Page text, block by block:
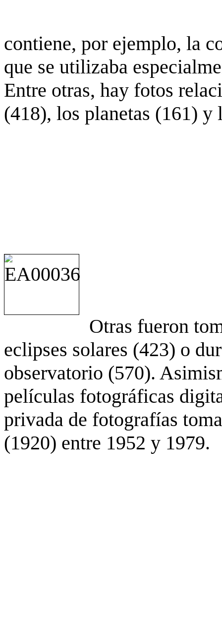
contiene, por ejemplo, la
que se utilizaba
Entre otras, hay fotos
(418), los planetas (161) y
Otras fueron
eclipses solares (423) o
observatorio (570).
películas fotográficas
privada de fotografías
(1920) entre 1952 y 1979.